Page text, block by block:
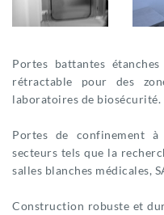
Portes battantes
rétractable pour des
laboratoires de biosécurité.
Portes de confinement
secteurs tels que la
salles blanches médicales,
Construction robuste et